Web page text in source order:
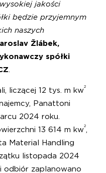
jakości
będzie przyjemnym
naszych
Žlábek,
spółki
.
liczącej 12 tys. m kw2
Panattoni
2024 roku.
13 614 m kw2,
Material Handling
listopada 2024
odbiór zaplanowano